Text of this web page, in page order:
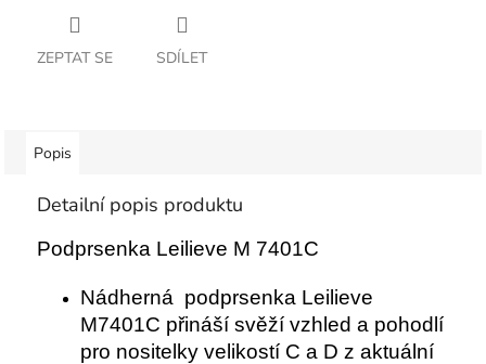
ZEPTAT SE SDÍLET
Popis
Detailní popis produktu
Podprsenka Leilieve M 7401C
Nádherná podprsenka Leilieve
M7401C přináší svěží vzhled a pohodlí
pro nositelky velikostí C a D z aktuální